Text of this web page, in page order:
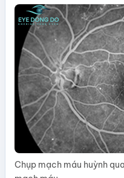
Chụp mạch máu huỳnh